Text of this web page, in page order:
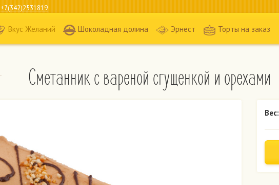
+7(342)2531819
Вкус Желаний Шоколадная долина Эрнест Торты на заказ
Сметанник с вареной сгущенкой и орехами
Вес: